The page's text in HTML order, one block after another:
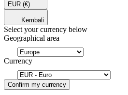
EUR (€)
Kembali
Select your currency below
Geographical area
Currency
Confirm my currency